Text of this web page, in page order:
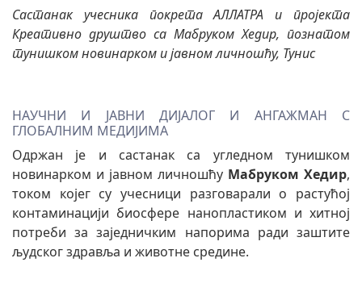
Састанак учесника покрета АЛЛАТРА и пројекта
Креативно друштво са Мабруком Хедир, познатом
тунишком новинарком и јавном личношћу, Тунис
НАУЧНИ И ЈАВНИ ДИЈАЛОГ И АНГАЖМАН С
ГЛОБАЛНИМ МЕДИЈИМА
Одржан је и састанак са угледном тунишком
новинарком и јавном личношћу Мабруком Хедир,
током којег су учесници разговарали о растућој
контаминацији биосфере нанопластиком и хитној
потреби за заједничким напорима ради заштите
људског здравља и животне средине.